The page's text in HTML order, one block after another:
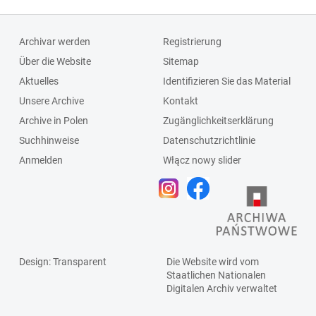
Schlagleiste;Fenst
ersprosse
Archivar werden
Über die Website
Aktuelles
Unsere Archive
Archive in Polen
Suchhinweise
Anmelden
Registrierung
Sitemap
Identifizieren Sie das Material
Kontakt
Zugänglichkeitserklärung
Datenschutzrichtlinie
Włącz nowy slider
Design: Transparent
Die Website wird vom
Staatlichen Nationalen
Digitalen Archivverwaltet